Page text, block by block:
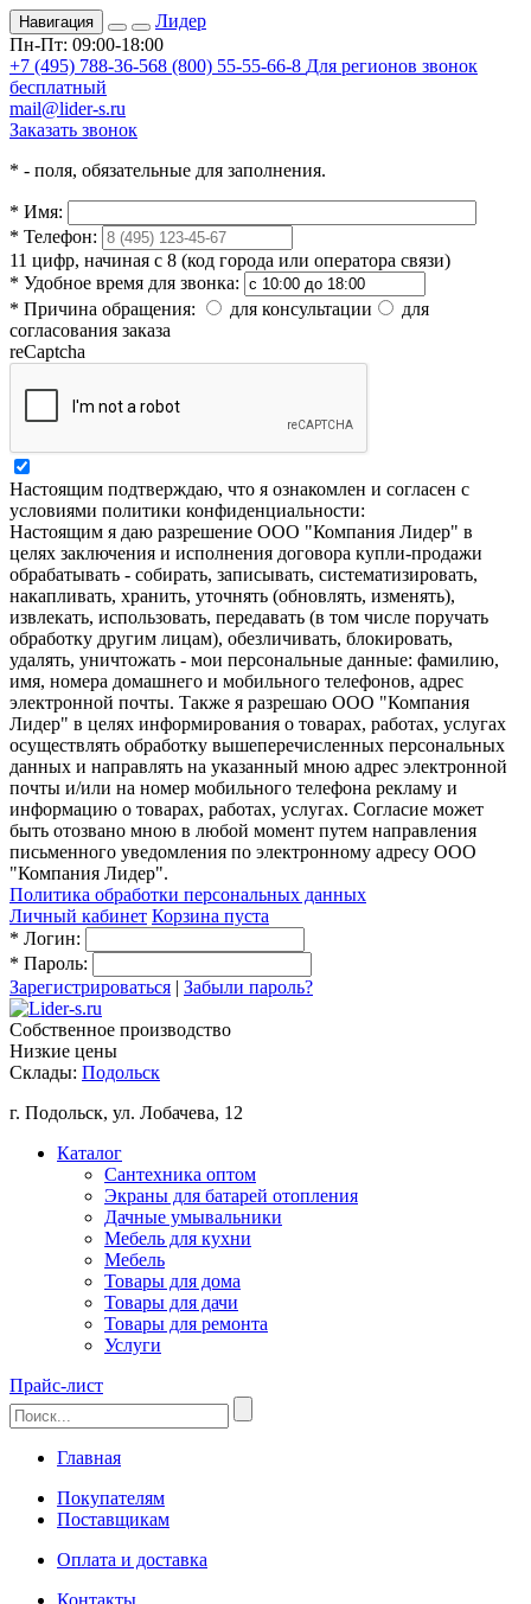
Навигация
Лидер
Пн-Пт: 09:00-18:00
+7 (495) 788-36-568 (800) 55-55-66-8 Для регионов звонок
бесплатный
mail@lider-s.ru
Заказать звонок
* - поля, обязательные для заполнения.
* Имя:
* Телефон:
11 цифр, начиная с 8 (код города или оператора связи)
* Удобное время для звонка:
* Причина обращения: для консультации
для
согласования заказа
reCaptcha
Настоящим подтверждаю, что я ознакомлен и согласен с
условиями политики конфиденциальности:
Настоящим я даю разрешение ООО "Компания Лидер" в
целях заключения и исполнения договора купли-продажи
обрабатывать - собирать, записывать, систематизировать,
накапливать, хранить, уточнять (обновлять, изменять),
извлекать, использовать, передавать (в том числе поручать
обработку другим лицам), обезличивать, блокировать,
удалять, уничтожать - мои персональные данные: фамилию,
имя, номера домашнего и мобильного телефонов, адрес
электронной почты. Также я разрешаю ООО "Компания
Лидер" в целях информирования о товарах, работах, услугах
осуществлять обработку вышеперечисленных персональных
данных и направлять на указанный мною адрес электронной
почты и/или на номер мобильного телефона рекламу и
информацию о товарах, работах, услугах. Согласие может
быть отозвано мною в любой момент путем направления
письменного уведомления по электронному адресу ООО
"Компания Лидер".
Политика обработки персональных данных
Личный кабинет Корзина пуста
* Логин:
* Пароль:
Зарегистрироваться | Забыли пароль?
Собственное производство
Низкие цены
Склады: Подольск
г. Подольск, ул. Лобачева, 12
Каталог
Сантехника оптом
Экраны для батарей отопления
Дачные умывальники
Мебель для кухни
Мебель
Товары для дома
Товары для дачи
Товары для ремонта
Услуги
Прайс-лист
Главная
Покупателям
Поставщикам
Оплата и доставка
Контакты